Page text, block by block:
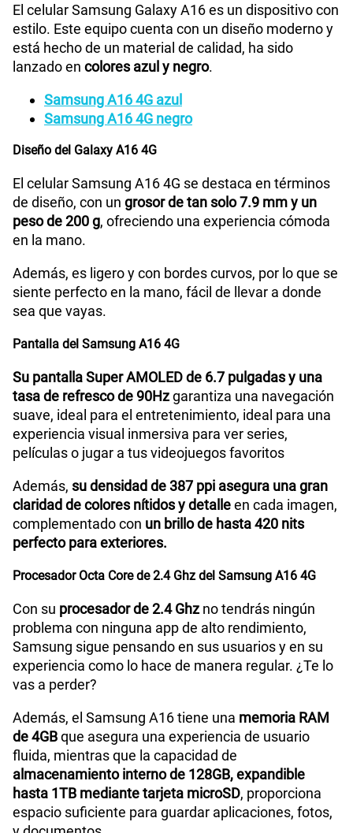
Radio FM No
Tipo de Batería
Capacidad Memoria Externa 1TB
Capacidad Memoria Interna
GPS Si
Reconocimiento Facial
Lector de Huella Si
Dimensión 164.4 x 77.9 x 7.9
Carga rápida
VoLTE
VoWiFi
El celular Samsung Galaxy A16 es un dispositivo con
estilo. Este equipo cuenta con un diseño moderno y
está hecho de un material de calidad, ha sido
lanzado en colores azul y negro.
Samsung A16 4G azul
Samsung A16 4G negro
Diseño del Galaxy A16 4G
El celular Samsung A16 4G se destaca en términos
de diseño, con un grosor de tan solo 7.9 mm y un
peso de 200 g, ofreciendo una experiencia cómoda
en la mano.
Además, es ligero y con bordes curvos, por lo que se
siente perfecto en la mano, fácil de llevar a donde
sea que vayas.
Pantalla del Samsung A16 4G
Su pantalla Super AMOLED de 6.7 pulgadas y una
tasa de refresco de 90Hzgarantiza una navegación
suave, ideal para el entretenimiento, ideal para una
experiencia visual inmersiva para ver series,
películas o jugar a tus videojuegos favoritos
Además, su densidad de 387 ppi asegura una gran
claridad de colores nítidos y detalleen cada imagen,
complementado con un brillo de hasta 420 nits
perfecto para exteriores.
Procesador Octa Core de 2.4 Ghz del Samsung A16 4G
Con su procesador de 2.4 Ghz no tendrás ningún
problema con ninguna app de alto rendimiento,
Samsung sigue pensando en sus usuarios y en su
experiencia como lo hace de manera regular. ¿Te lo
vas a perder?
Además, el Samsung A16 tiene una memoria RAM
de 4GBque asegura una experiencia de usuario
fluida, mientras que la capacidad de
almacenamiento interno de 128GB, expandible
hasta 1TB mediante tarjeta microSD, proporciona
espacio suficiente para guardar aplicaciones, fotos,